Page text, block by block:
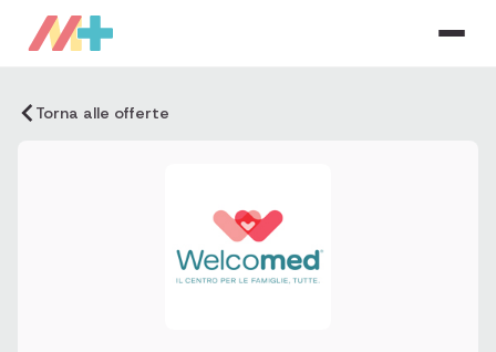
Torna alle offerte